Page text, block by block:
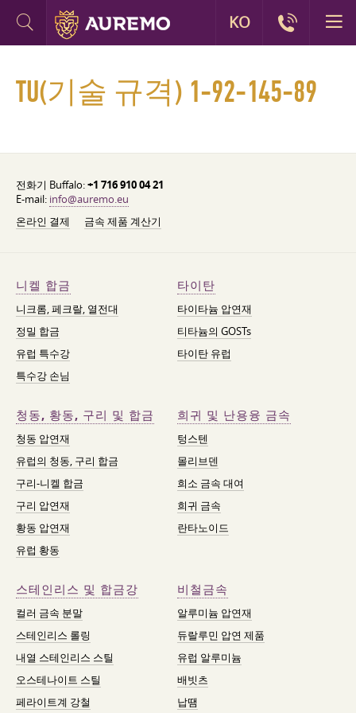
TU(기술 규격) 1-92-145-89
전화기 Buffalo:+1 716 910 04 21
E-mail: info@auremo.eu
온라인 결제
금속 제품 계산기
니켈 합금
니크롬, 페크랄, 열전대
정밀 합금
유럽 특수강
특수강 손님
타이탄
타이타늄 압연재
티타늄의 GOSTs
타이탄 유럽
청동, 황동, 구리 및 합금
청동 압연재
유럽의 청동, 구리 합금
구리-니켈 합금
구리 압연재
황동 압연재
유럽 황동
희귀 및 난용융 금속
텅스텐
몰리브덴
희소 금속 대여
희귀 금속
란타노이드
스테인리스 및 합금강
컬러 금속 분말
스테인리스 롤링
내열 스테인리스 스틸
오스테나이트 스틸
페라이트계 강철
비철금속
알루미늄 압연재
듀랄루민 압연 제품
유럽 알루미늄
배빗츠
납땜
KO